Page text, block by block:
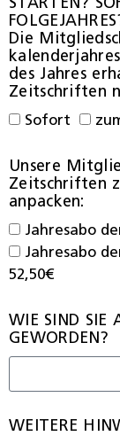
STARTEN?
Die
des Jahres
Zeitschriften
Sofort
Unsere
Zeitschriften
anpacken:
Jahresabo
Jahresabo
52,50€
WIE SIND SIE
GEWORDEN?
WEITERE